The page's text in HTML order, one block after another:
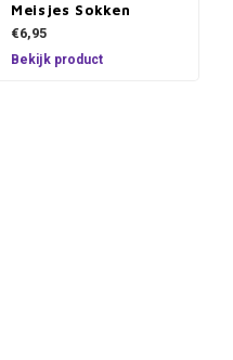
Meisjes Sokken
€6,95
Bekijk product